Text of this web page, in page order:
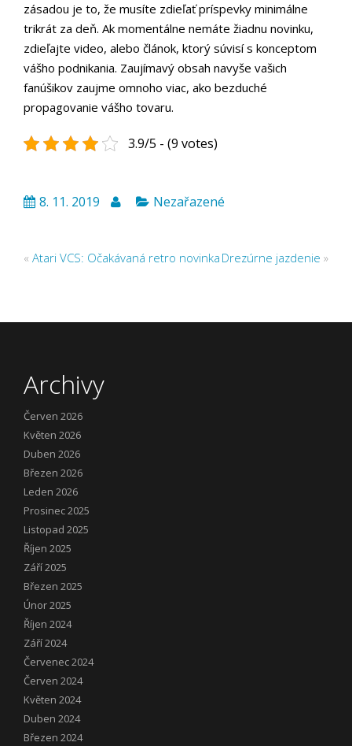
zásadou je to, že musíte zdieľať príspevky minimálne
trikrát za deň. Ak momentálne nemáte žiadnu novinku,
zdieľajte video, alebo článok, ktorý súvisí s konceptom
vášho podnikania. Zaujímavý obsah navyše vašich
fanúšikov zaujme omnoho viac, ako bezduché
propagovanie vášho tovaru.
3.9/5 - (9 votes)
8. 11. 2019 Nezařazené
« Atari VCS: Očakávaná retro novinka Drezúrne jazdenie »
Archivy
Červen 2026
Květen 2026
Duben 2026
Březen 2026
Leden 2026
Prosinec 2025
Listopad 2025
Říjen 2025
Září 2025
Březen 2025
Únor 2025
Říjen 2024
Září 2024
Červenec 2024
Červen 2024
Květen 2024
Duben 2024
Březen 2024